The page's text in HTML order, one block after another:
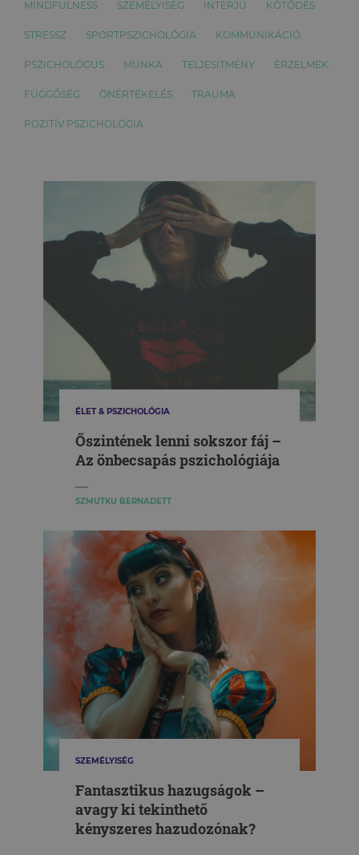
MINDFULNESS SZEMÉLYISÉG INTERJÚ KÖTŐDÉS
STRESSZ SPORTPSZICHOLÓGIA KOMMUNIKÁCIÓ
PSZICHOLÓGUS MUNKA TELJESÍTMÉNY ÉRZELMEK
FÜGGŐSÉG ÖNÉRTÉKELÉS TRAUMA
POZITÍV PSZICHOLÓGIA
ÉLET & PSZICHOLÓGIA
Őszintének lenni sokszor fáj –
Az önbecsapás pszichológiája
SZMUTKU BERNADETT
SZEMÉLYISÉG
Fantasztikus hazugságok –
avagy ki tekinthető
kényszeres hazudozónak?